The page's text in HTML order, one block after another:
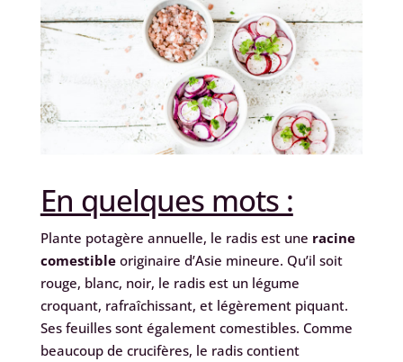
En quelques mots :
Plante potagère annuelle, le radis est une racine
comestibleoriginaire d’Asie mineure. Qu’il soit
rouge, blanc, noir, le radis est un légume
croquant, rafraîchissant, et légèrement piquant.
Ses feuilles sont également comestibles. Comme
beaucoup de crucifères, le radis contient